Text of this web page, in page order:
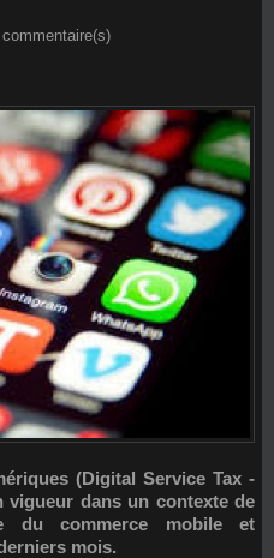
commentaire(s)
(Digital Service Tax -
vigueur dans un contexte de
du commerce mobile et
mois.